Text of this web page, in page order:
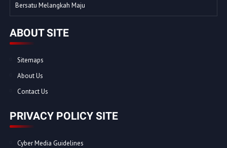
Bersatu Melangkah Maju
ABOUT SITE
Sitemaps
About Us
Contact Us
PRIVACY POLICY SITE
Cyber Media Guidelines